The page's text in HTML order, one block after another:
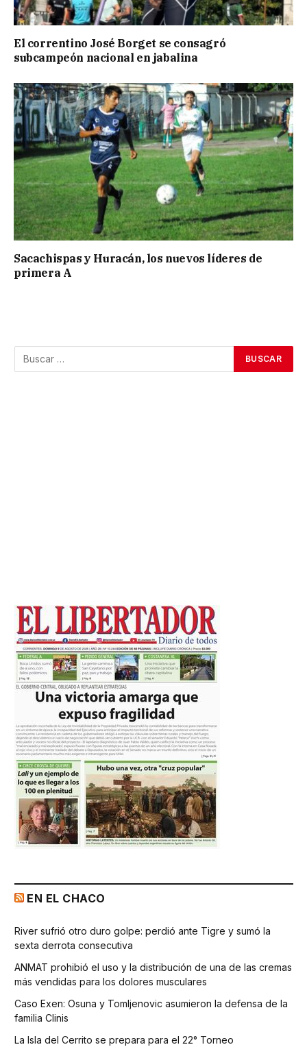
El correntino José Borget se consagró
subcampeón nacional en jabalina
Sacachispas y Huracán, los nuevos líderes de
primera A
EN EL CHACO
River sufrió otro duro golpe: perdió ante Tigre y sumó la
sexta derrota consecutiva
ANMAT prohibió el uso y la distribución de una de las cremas
más vendidas para los dolores musculares
Caso Exen: Osuna y Tomljenovic asumieron la defensa de la
familia Clinis
La Isla del Cerrito se prepara para el 22° Torneo